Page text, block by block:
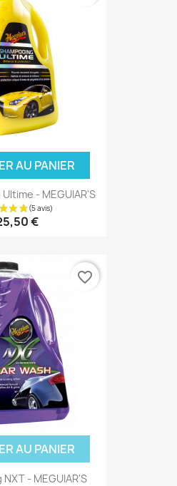
AU PANIER
- MEGUIAR'S
€
AU PANIER
- MEGUIAR'S
favorite_border